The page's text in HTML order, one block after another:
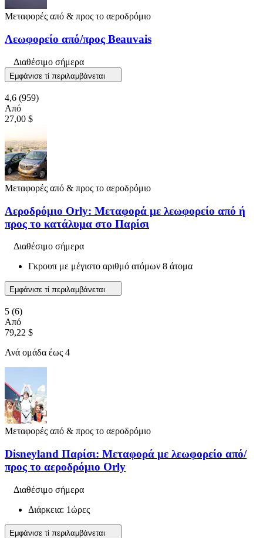
Μεταφορές από & προς το αεροδρόμιο
Λεωφορείο από/προς Beauvais
Διαθέσιμο σήμερα
Εμφάνισε τί περιλαμβάνεται
4,6 (959)
Από
27,00 $
Μεταφορές από & προς το αεροδρόμιο
Αεροδρόμιο Orly: Μεταφορά με λεωφορείο από ή
προς το κατάλυμα στο Παρίσι
Διαθέσιμο σήμερα
Γκρουπ με μέγιστο αριθμό ατόμων 8 άτομα
Εμφάνισε τί περιλαμβάνεται
5 (6)
Από
79,22 $
Ανά ομάδα έως 4
Μεταφορές από & προς το αεροδρόμιο
Disneyland Παρίσι: Μεταφορά με λεωφορείο από/
προς το αεροδρόμιο Orly
Διαθέσιμο σήμερα
Διάρκεια: 1ώρες
Εμφάνισε τί περιλαμβάνεται